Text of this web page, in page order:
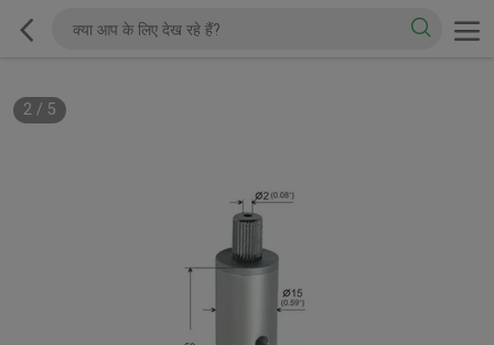
2/ 5